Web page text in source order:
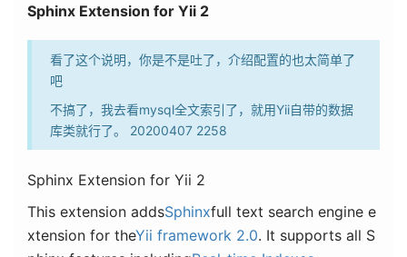
Sphinx Extension for Yii 2
看了这个说明，你是不是吐了，介绍配置的也太简单了
吧
不搞了，我去看mysql全文索引了，就用Yii自带的数据
库类就行了。 20200407 2258
Sphinx Extension for Yii 2
This extension addsSphinxfull text search engine e
xtension for theYii framework 2.0. It supports all S